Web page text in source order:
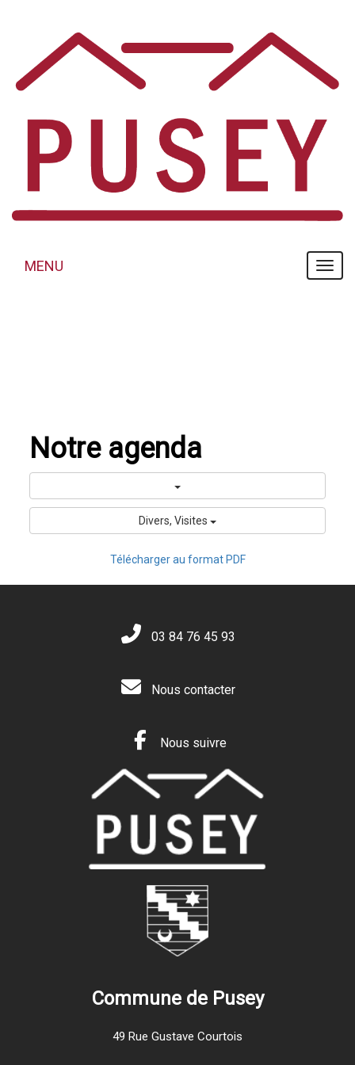
MENU
MENU
Notre agenda
Divers, Visites
Télécharger au format PDF
03 84 76 45 93
Nous contacter
Nous suivre
Commune de Pusey
49 Rue Gustave Courtois